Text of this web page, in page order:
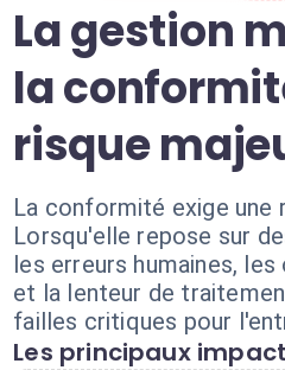
La gestion
la
risque
La conformité exige une
Lorsqu'elle repose sur
les erreurs humaines,
et la lenteur de
failles critiques pour
Les principaux